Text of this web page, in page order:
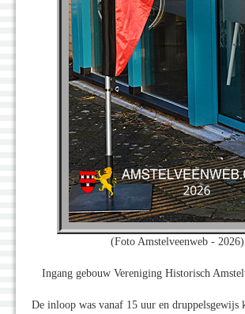
(Foto Amstelveenweb - 2026)
Ingang gebouw Vereniging Historisch
De inloop was vanaf 15 uur en druppelsgewijs